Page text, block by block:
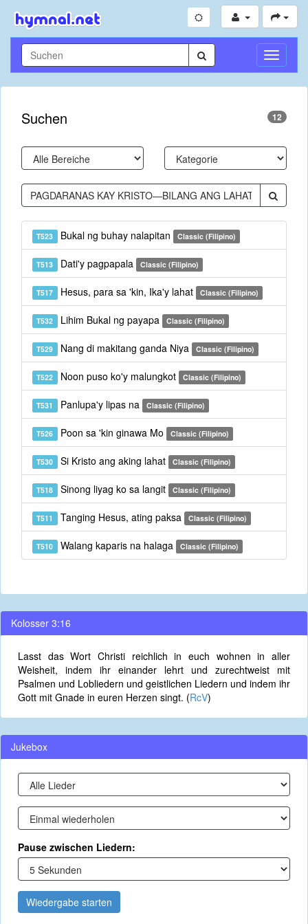
Suchen 12
T523 Bukal ng buhay nalapitan Classic (Filipino)
T513 Dati'y pagpapala Classic (Filipino)
T517 Hesus, para sa 'kin, Ika'y lahat Classic (Filipino)
T532 Lihim Bukal ng payapa Classic (Filipino)
T529 Nang di makitang ganda Niya Classic (Filipino)
T522 Noon puso ko'y malungkot Classic (Filipino)
T531 Panlupa'y lipas na Classic (Filipino)
T526 Poon sa 'kin ginawa Mo Classic (Filipino)
T530 Si Kristo ang aking lahat Classic (Filipino)
T518 Sinong liyag ko sa langit Classic (Filipino)
T511 Tanging Hesus, ating paksa Classic (Filipino)
T510 Walang kaparis na halaga Classic (Filipino)
Kolosser 3:16
Lasst das Wort Christi reichlich in euch wohnen in aller
Weisheit, indem ihr einander lehrt und zurechtweist mit
Psalmen und Lobliedern und geistlichen Liedern und indem ihr
Gott mit Gnade in euren Herzen singt. (RcV)
Jukebox
Pause zwischen Liedern:
Wiedergabe starten